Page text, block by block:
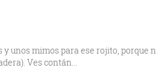
unos mimos para ese rojito, porque
Ves contán...